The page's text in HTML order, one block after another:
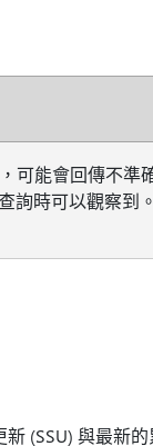
可能會回傳不準
詢時可以觀察到
(SSU) 與最新